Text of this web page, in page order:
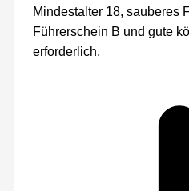
Mindestalter 18, sauberes
Führerschein B und gute
erforderlich.